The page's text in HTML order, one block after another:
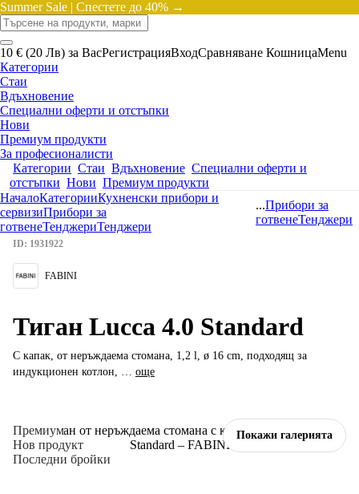
Summer Sale | Спестете до 40% →
10 € (20 Лв) за ВасРегистрацияВходСравняване КошницаMenu
Категории
Стаи
Вдъхновение
Специални оферти и отстъпки
Нови
Премиум продукти
За професионалисти
Категории Стаи Вдъхновение Специални оферти и
отстъпки Нови Премиум продукти
НачалоКатегорииКухненски прибори и
сервизиПрибори за
готвенеТенджериТенджери
...Прибори за
готвенеТенджери
Покажи галерията
Премиум
Нов продукт
Последни бройки
ID: 1931922
FABINI
Тиган Lucca 4.0 Standard
С капак, от неръждаема стомана, 1,2 l, ø 16 cm, подходящ за
индукционен котлон, … още